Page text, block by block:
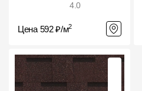
4.0
Цена 592 ₽/м2